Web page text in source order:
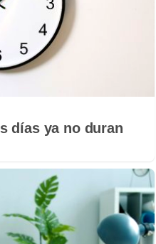
días ya no duran